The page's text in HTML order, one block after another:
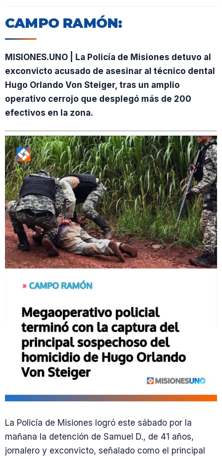
CAMPO RAMÓN:
MISIONES.UNO | La Policía de Misiones detuvo al
exconvicto acusado de asesinar al técnico dental
Hugo Orlando Von Steiger, tras un amplio
operativo cerrojo que desplegó más de 200
efectivos en la zona.
La Policía de Misiones logró este sábado por la
mañana la detención de Samuel D., de 41 años,
jornalero y exconvicto, señalado como el principal